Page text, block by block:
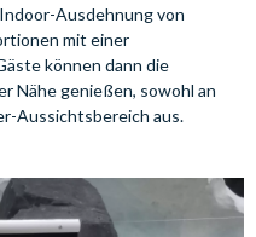
Ausdehnung von
mit einer
können dann die
Nähe genießen, sowohl an
Aussichtsbereich aus.